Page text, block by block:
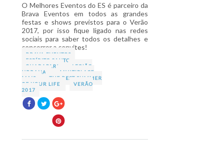
O Melhores Eventos do ES é parceiro da
Brava Eventos em todos as grandes
festas e shows previstos para o Verão
2017, por isso fique ligado nas redes
sociais para saber todos os detalhes e
concorrer a convites!
BRAVA EVENTOS
ESPÍRITO SANTO
GUARAPARI
LEGIÃO
URBANA
MULTIPLACE
MAIS
THE BEST SUMMER
OF YOUR LIFE
VERÃO
2017